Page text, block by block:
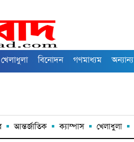
খেলাধুলা বিনোদন গণমাধ্যম অন্যান্য
আন্তর্জাতিক ক্যাম্পাস খেলাধুলা